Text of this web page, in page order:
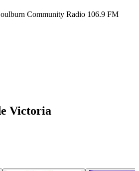
Community Radio 106.9 FM
Victoria